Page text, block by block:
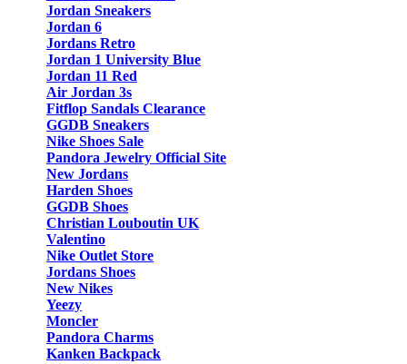
Jordan Sneakers
Jordan 6
Jordans Retro
Jordan 1 University Blue
Jordan 11 Red
Air Jordan 3s
Fitflop Sandals Clearance
GGDB Sneakers
Nike Shoes Sale
Pandora Jewelry Official Site
New Jordans
Harden Shoes
GGDB Shoes
Christian Louboutin UK
Valentino
Nike Outlet Store
Jordans Shoes
New Nikes
Yeezy
Moncler
Pandora Charms
Kanken Backpack